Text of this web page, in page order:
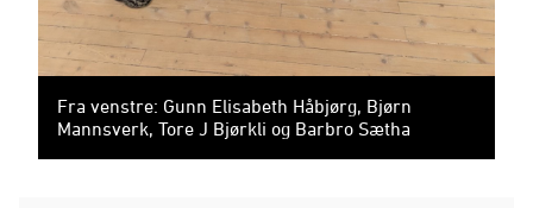
Fra venstre: Gunn Elisabeth Håbjørg, Bjørn
Mannsverk, Tore J Bjørkli og Barbro Sætha